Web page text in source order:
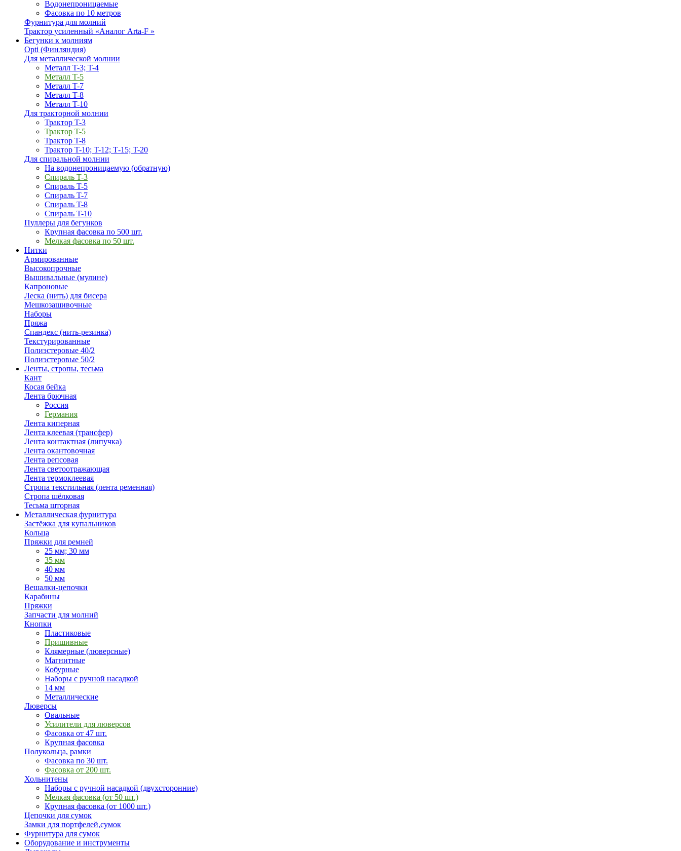
Водонепроницаемые
Фасовка по 10 метров
Фурнитура для молний
Трактор усиленный «Аналог Arta-F »
Бегунки к молниям
Opti (Финляндия)
Для металлической молнии
Металл T-3; T-4
Металл T-5
Металл T-7
Металл T-8
Металл T-10
Для тракторной молнии
Трактор T-3
Трактор T-5
Трактор T-8
Трактор T-10; T-12; Т-15; T-20
Для спиральной молнии
На водонепроницаемую (обратную)
Спираль T-3
Спираль T-5
Спираль T-7
Спираль T-8
Спираль T-10
Пуллеры для бегунков
Крупная фасовка по 500 шт.
Мелкая фасовка по 50 шт.
Нитки
Армированные
Высокопрочные
Вышивальные (мулине)
Капроновые
Леска (нить) для бисера
Мешкозашивочные
Наборы
Пряжа
Спандекс (нить-резинка)
Текстурированные
Полиэстеровые 40/2
Полиэстеровые 50/2
Ленты, стропы, тесьма
Кант
Косая бейка
Лента брючная
Россия
Германия
Лента киперная
Лента клеевая (трансфер)
Лента контактная (липучка)
Лента окантовочная
Лента репсовая
Лента светоотражающая
Лента термоклеевая
Стропа текстильная (лента ременная)
Стропа шёлковая
Тесьма шторная
Металлическая фурнитура
Застёжка для купальников
Кольца
Пряжки для ремней
25 мм; 30 мм
35 мм
40 мм
50 мм
Вешалки-цепочки
Карабины
Пряжки
Запчасти для молний
Кнопки
Пластиковые
Пришивные
Клямерные (люверсные)
Магнитные
Кобурные
Наборы с ручной насадкой
14 мм
Металлические
Люверсы
Овальные
Усилители для люверсов
Фасовка от 47 шт.
Крупная фасовка
Полукольца, рамки
Фасовка по 30 шт.
Фасовка от 200 шт.
Хольнитены
Наборы с ручной насадкой (двухсторонние)
Мелкая фасовка (от 50 шт.)
Крупная фасовка (от 1000 шт.)
Цепочки для сумок
Замки для портфелей,сумок
Фурнитура для сумок
Оборудование и инструменты